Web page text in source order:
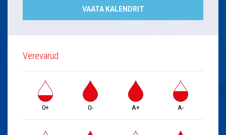
VAATA KALENDRIT
Verevarud
0+ 0- A+ A-